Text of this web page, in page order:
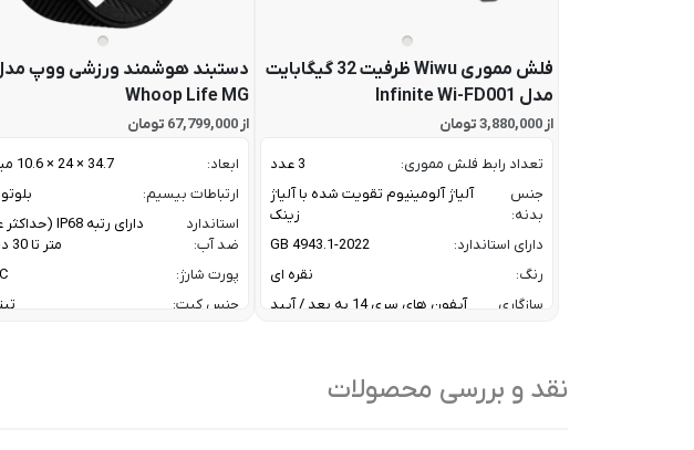
فلش مموری Wiwu ظرفیت 32 گیگابایت
مدل Infinite Wi-FD001
از 3,880,000 تومان
تعداد رابط فلش مموری:
3 عدد
جنس
بدنه:
آلیاژ آلومینیوم تقویت شده با آلیاژ
زینک
دارای استاندارد:
GB 4943.1-2022
رنگ:
نقره ای
سازگاری
آیفون های سری 14 به بعد / آیپد
ظرفیت:
دستبند هوشمند ورزشی ووپ
Whoop Life MG
از 67,799,000 تومان
ابعاد:
34.7 × 24 × 10.6 میلی‌متر
ارتباطات بیسیم:
استاندارد
ضد آب:
متر تا 30 دقیقه)
پورت شارژ:
جنس کیت:
نقد و بررسی محصولات